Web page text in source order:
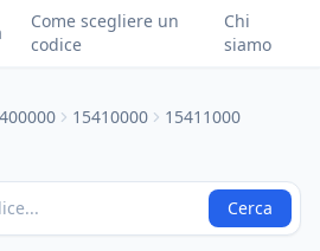
Come scegliere un
codice
Chi
siamo
15410000
15411000
Cerca